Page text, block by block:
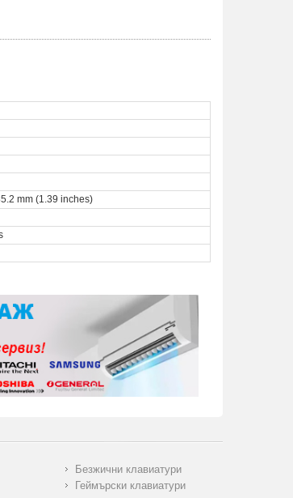
mm (1.39 inches)
Безжични клавиатури
Геймърски клавиатури